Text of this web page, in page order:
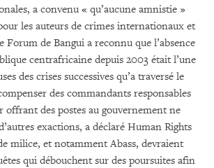
a convenu « qu’aucune amnistie »
les auteurs de crimes internationaux et
Forum de Bangui a reconnu que l’absence
centrafricaine depuis 2003 était l’une
des crises successives qu’a traversé le
des commandants responsables
offrant des postes au gouvernement ne
exactions, a déclaré Human Rights
milice, et notamment Abass, devraient
qui débouchent sur des poursuites afin